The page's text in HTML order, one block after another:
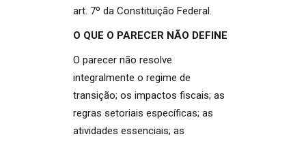
art. 7º da Constituição Federal.
O QUE O PARECER NÃO DEFINE
O parecer não resolve
integralmente o regime de
transição; os impactos fiscais; as
regras setoriais específicas; as
atividades essenciais; as